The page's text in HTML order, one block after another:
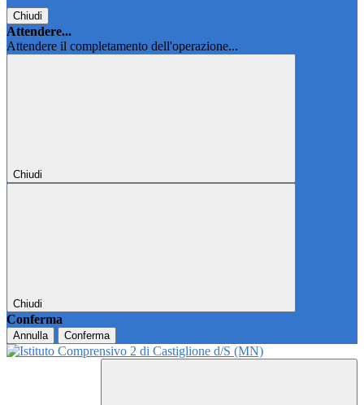
Chiudi
Attendere...
Attendere il completamento dell'operazione...
Chiudi
Chiudi
Conferma
Annulla Conferma